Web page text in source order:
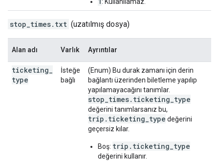
stop_times.txt (uzatılmış dosya)
Alan adı Varlık Ayrıntılar
ticketing
type
İsteğe
bağlı
(Enum) Bu durak zamanı için derin
bağlantı üzerinden biletleme yapılıp
yapılamayacağını tanımlar.
stop_times.ticketing_type
değerini tanımlarsanız bu,
trip.ticketing_type değerini
geçersiz kılar.
Boş: trip.ticketing_type
değerini kullanır.